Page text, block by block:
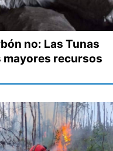
no: Las Tunas
mayores recursos